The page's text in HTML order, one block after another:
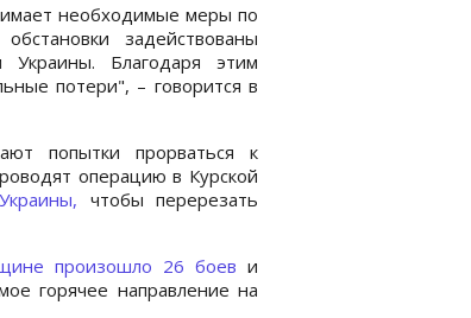
необходимые меры по
задействованы
Украины. Благодаря этим
потери", – говорится в
попытки прорваться к
операцию в Курской
чтобы перерезать
произошло 26 боев и
горячее направление на